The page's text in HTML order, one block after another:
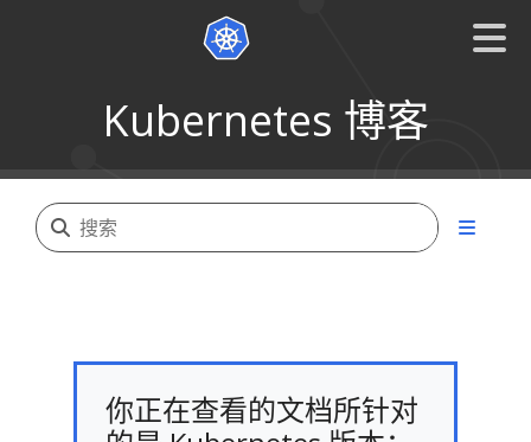
Kubernetes 博客
你正在查看的文档所针对